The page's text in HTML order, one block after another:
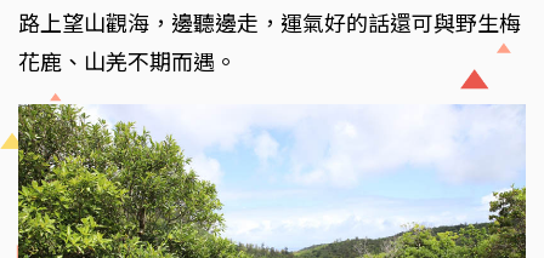
路上望山觀海，邊聽邊走，運氣好的話還可與野生梅
花鹿、山羌不期而遇。